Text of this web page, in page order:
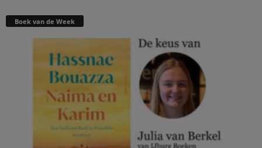
Boek van de Week